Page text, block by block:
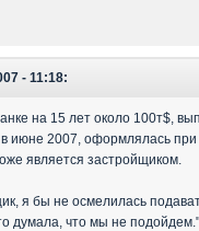
- 11:18:
на 15 лет около 100т$,
июне 2007, оформлялась
является застройщиком.
я бы не осмелилась
думала, что мы не подойдем."